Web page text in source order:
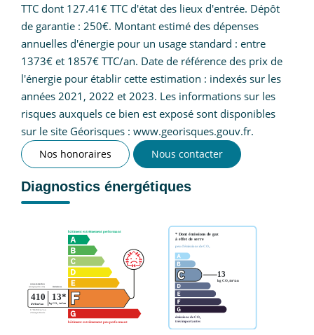
TTC dont 127.41€ TTC d'état des lieux d'entrée. Dépôt
de garantie : 250€. Montant estimé des dépenses
annuelles d'énergie pour un usage standard : entre
1373€ et 1857€ TTC/an. Date de référence des prix de
l'énergie pour établir cette estimation : indexés sur les
années 2021, 2022 et 2023. Les informations sur les
risques auxquels ce bien est exposé sont disponibles
sur le site Géorisques : www.georisques.gouv.fr.
Nos honoraires Nous contacter
Diagnostics énergétiques